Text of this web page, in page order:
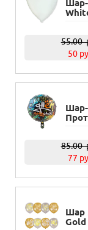
55.00
50
85.00
77
Шар